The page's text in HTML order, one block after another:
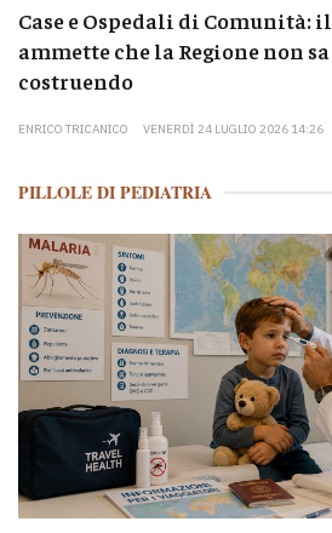
Case e Ospedali di Comunità:
ammette che la Regione non sa
costruendo
ENRICO TRICANICO VENERDÌ 24 LUGLIO 2026 14:26
PILLOLE DI PEDIATRIA